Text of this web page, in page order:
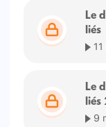
Le
liés
Le
liés
9